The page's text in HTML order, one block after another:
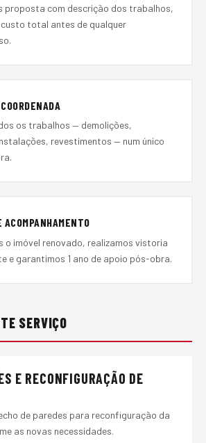
proposta com descrição dos trabalhos,
total antes de qualquer
os trabalhos — demolições,
revestimentos — num único
ACOMPANHAMENTO
o imóvel renovado, realizamos vistoria
e garantimos 1 ano de apoio pós-obra.
SERVIÇO
E RECONFIGURAÇÃO DE
de paredes para reconfiguração da
as novas necessidades.